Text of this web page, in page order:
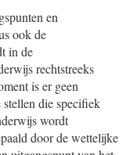
en
ook de
in de
rechtstreeks
is er geen
die specifiek
wordt
door de wettelijke